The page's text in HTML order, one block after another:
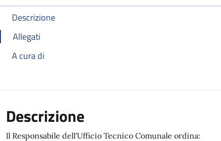
Descrizione
Allegati
A cura di
Descrizione
Il Responsabile dell'Ufficio Tecnico Comunale ordina: